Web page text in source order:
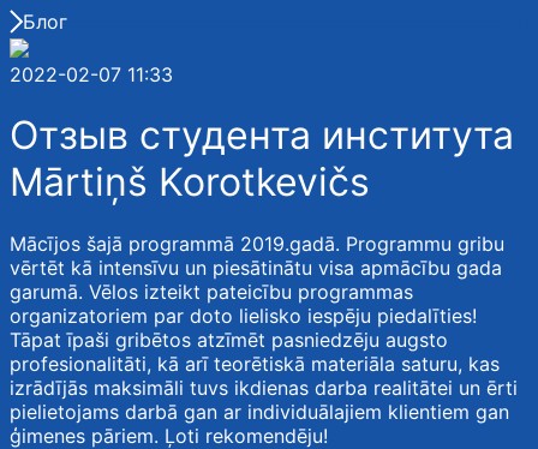
Блог
2022-02-07 11:33
Отзыв студента института
Mārtiņš Korotkevičs
Mācījos šajā programmā 2019.gadā. Programmu gribu
vērtēt kā intensīvu un piesātinātu visa apmācību gada
garumā. Vēlos izteikt pateicību programmas
organizatoriem par doto lielisko iespēju piedalīties!
Tāpat īpaši gribētos atzīmēt pasniedzēju augsto
profesionalitāti, kā arī teorētiskā materiāla saturu, kas
izrādījās maksimāli tuvs ikdienas darba realitātei un ērti
pielietojams darbā gan ar individuālajiem klientiem gan
ģimenes pāriem. Ļoti rekomendēju!